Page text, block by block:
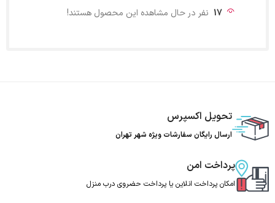
17 نفر در حال مشاهده این محصول هستند!
تحویل اکسپرس
ارسال رایگان سفارشات ویژه شهر تهران
پرداخت امن
امکان پرداخت انلاین یا پرداخت حضروی درب منزل